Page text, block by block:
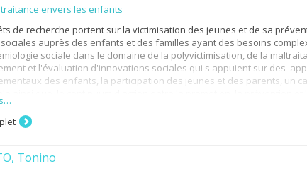
envers les enfants
de recherche portent sur la victimisation des jeunes et de sa
auprès des enfants et des familles ayant des besoins
sociale dans le domaine de la polyvictimisation, de la
et l'évaluation d'innovations sociales qui s'appuient sur des
des enfants, la participation des jeunes et des parents, un
Tonino